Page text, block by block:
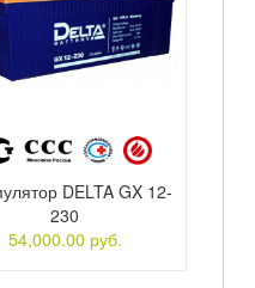
DELTA GX 12-
230
54,000.00 руб.